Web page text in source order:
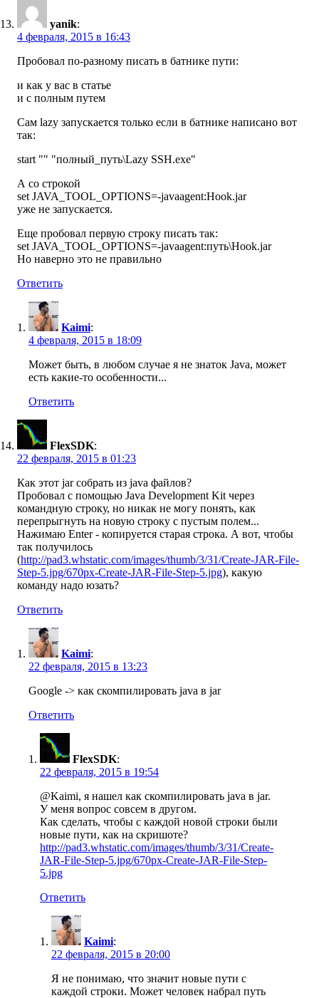
yanik:
4 февраля, 2015 в 16:43
Пробовал по-разному писать в батнике пути:
и как у вас в статье
и с полным путем
Сам lazy запускается только если в батнике написано вот
так:
start "" "полный_путь\Lazy SSH.exe"
А со строкой
set JAVA_TOOL_OPTIONS=-javaagent:Hook.jar
уже не запускается.
Еще пробовал первую строку писать так:
set JAVA_TOOL_OPTIONS=-javaagent:путь\Hook.jar
Но наверно это не правильно
Ответить
Kaimi:
4 февраля, 2015 в 18:09
Может быть, в любом случае я не знаток Java, может
есть какие-то особенности...
Ответить
FlexSDK:
22 февраля, 2015 в 01:23
Как этот jar собрать из java файлов?
Пробовал с помощью Java Development Kit через
командную строку, но никак не могу понять, как
перепрыгнуть на новую строку с пустым полем...
Нажимаю Enter - копируется старая строка. А вот, чтобы
так получилось
(http://pad3.whstatic.com/images/thumb/3/31/Create-JAR-File-
Step-5.jpg/670px-Create-JAR-File-Step-5.jpg), какую
команду надо юзать?
Ответить
Kaimi:
22 февраля, 2015 в 13:23
Google -> как скомпилировать java в jar
Ответить
FlexSDK:
22 февраля, 2015 в 19:54
@Kaimi, я нашел как скомпилировать java в jar.
У меня вопрос совсем в другом.
Как сделать, чтобы с каждой новой строки были
новые пути, как на скришоте?
http://pad3.whstatic.com/images/thumb/3/31/Create-
JAR-File-Step-5.jpg/670px-Create-JAR-File-Step-
5.jpg
Ответить
Kaimi:
22 февраля, 2015 в 20:00
Я не понимаю, что значит новые пути с
каждой строки. Может человек набрал путь